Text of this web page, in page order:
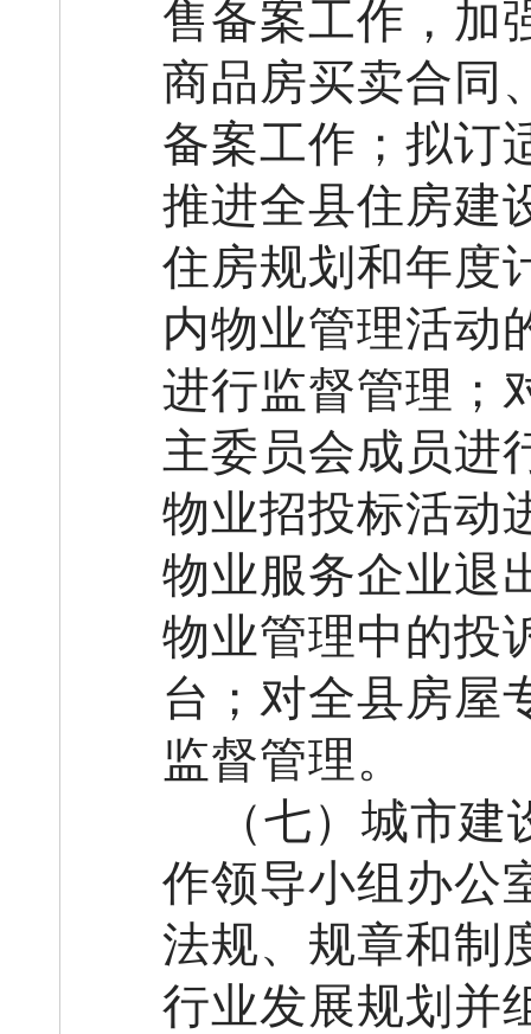
售备案工作，加
商品房买卖合同
备案工作；拟订
推进全县住房建
住房规划和年度
内物业管理活动
进行监督管理；
主委员会成员进
物业招投标活动
物业服务企业退
物业管理中的投
台 ；对全县房
监督管理。
（七）城市
作领导小组办公
法规、规章和制
行业发展规划并